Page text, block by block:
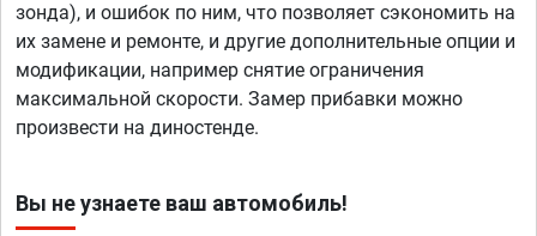
зонда), и ошибок по ним, что позволяет сэкономить на
их замене и ремонте, и другие дополнительные опции и
модификации, например снятие ограничения
максимальной скорости. Замер прибавки можно
произвести на диностенде.
Вы не узнаете ваш автомобиль!